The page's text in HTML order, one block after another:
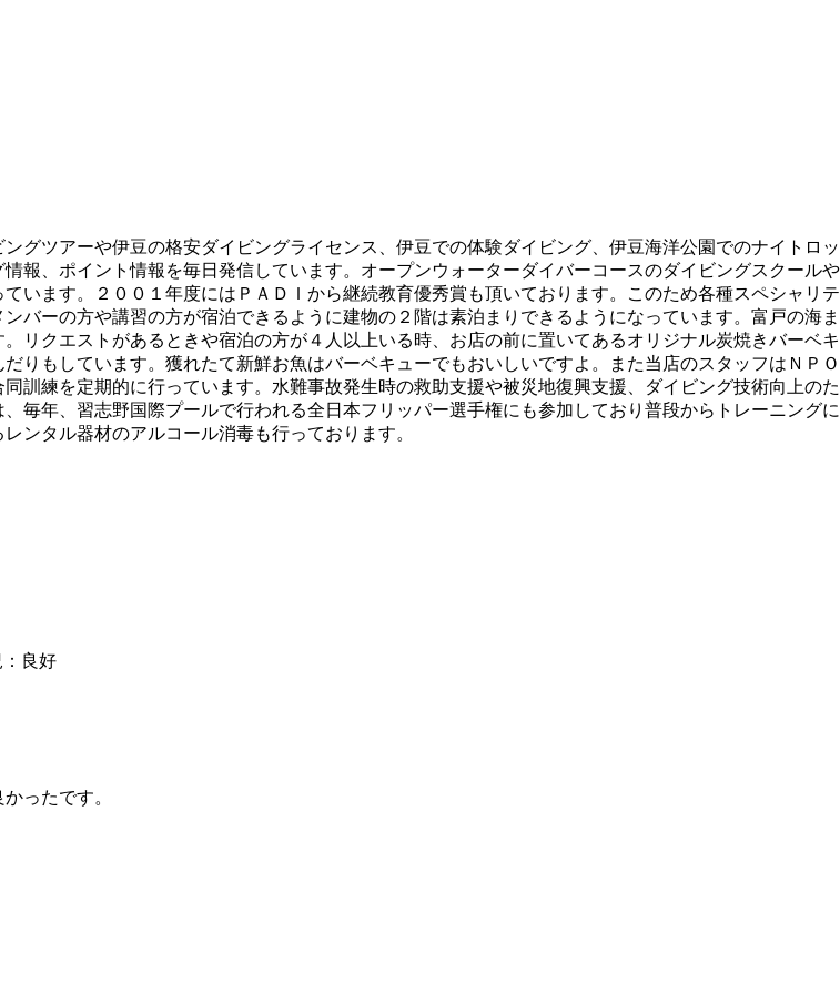
グツアーや伊豆の格安ダイビングライセンス、伊豆での体験ダイビング、伊豆海洋公園でのナイトロッ
報、ポイント情報を毎日発信しています。オープンウォーターダイバーコースのダイビングスクールや
います。２００１年度にはＰＡＤＩから継続教育優秀賞も頂いております。このため各種スペシャリテ
バーの方や講習の方が宿泊できるように建物の２階は素泊まりできるようになっています。富戸の海ま
リクエストがあるときや宿泊の方が４人以上いる時、お店の前に置いてあるオリジナル炭焼きバーベキ
りもしています。獲れたて新鮮お魚はバーベキューでもおいしいですよ。また当店のスタッフはＮＰＯ
訓練を定期的に行っています。水難事故発生時の救助支援や被災地復興支援、ダイビング技術向上のた
毎年、習志野国際プールで行われる全日本フリッパー選手権にも参加しており普段からトレーニングに
ンタル器材のアルコール消毒も行っております。
良好
ったです。